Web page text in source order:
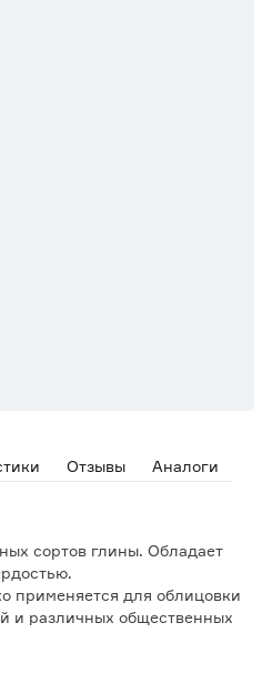
Отзывы Аналоги
сортов глины. Обладает
применяется для облицовки
и различных общественных